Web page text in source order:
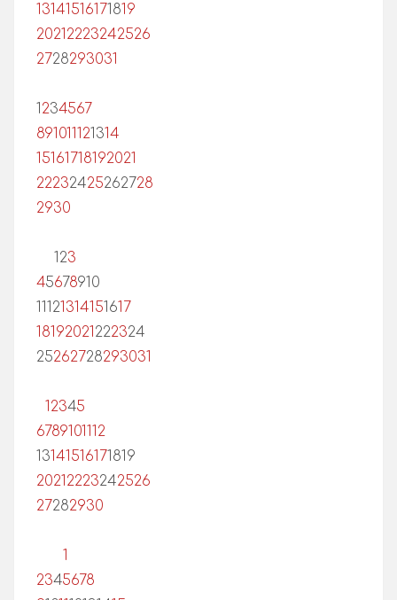
13141516171819
2021 2223242526
2728293031
1 234567
891011121314
15161718192021
22232425262728
2930
1 23
45678910
11121314151617
18192021 222324
25262728293031
1 2345
6789101112
13141516171819
2021 2223242526
27282930
1
2345678